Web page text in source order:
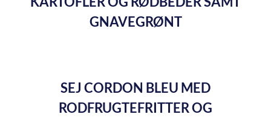
GNAVEGRØNT
SEJ CORDON BLEU MED
RODFRUGTEFRITTER OG